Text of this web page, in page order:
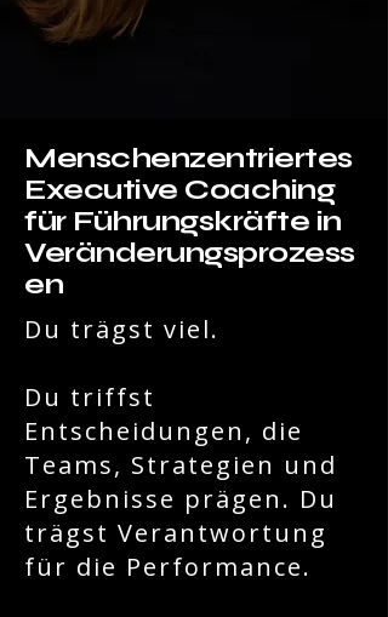
Menschenzentriertes
Executive Coaching
für Führungskräfte in
Veränderungsprozess
en
Du trägst viel.
Du triffst
Entscheidungen, die
Teams, Strategien und
Ergebnisse prägen. Du
trägst Verantwortung
für die Performance.